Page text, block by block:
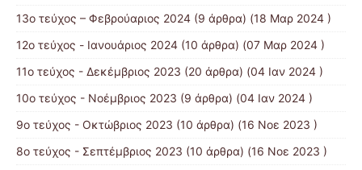
13o τεύχος – Φεβρούαριος 2024 (9 άρθρα) (18 Μαρ 2024 )
12o τεύχος - Ιανουάριος 2024 (10 άρθρα) (07 Μαρ 2024 )
11ο τεύχος - Δεκέμβριος 2023 (20 άρθρα) (04 Ιαν 2024 )
10ο τεύχος - Νοέμβριος 2023 (9 άρθρα) (04 Ιαν 2024 )
9ο τεύχος - Οκτώβριος 2023 (10 άρθρα) (16 Νοε 2023 )
8ο τεύχος - Σεπτέμβριος 2023 (10 άρθρα) (16 Νοε 2023 )